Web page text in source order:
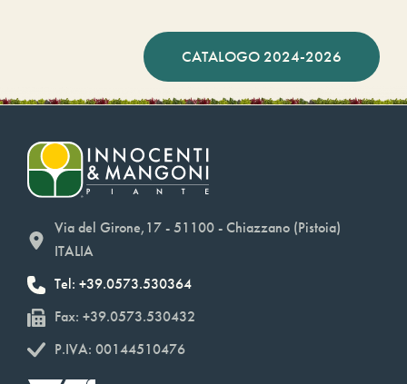
CATALOGO 2024-2026
Via del Girone,17 - 51100 - Chiazzano (Pistoia)
ITALIA
Tel: +39.0573.530364
Fax: +39.0573.530432
P.IVA: 00144510476